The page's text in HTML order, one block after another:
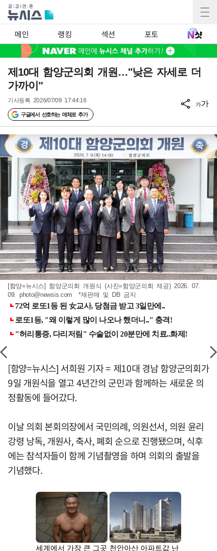
메인 랭킹 섹션 포토
제10대 함양군의회 개원…"낮은 자세로 더
가까이"
기사등록 2026/07/09 17:44:16
구글에서 선호하는 매체로 추가
가가
[함양=뉴시스] 함양군의회 개원식 (사진=함양군의회 제공) 2026. 07.
09. photo@newsis.com *재판매 및 DB 금지
[함양=뉴시스] 서희원 기자 = 제10대 경남 함양군의회가
9일 개원식을 열고 4년간의 군민과 함께하는 새로운 의
정활동에 들어갔다.
이날 의회 본회의장에서 국민의례, 의원선서, 의원 윤리
강령 낭독, 개원사, 축사, 폐회 순으로 진행됐으며, 식후
에는 참석자들이 함께 기념촬영을 하며 의회의 출발을
기념했다.